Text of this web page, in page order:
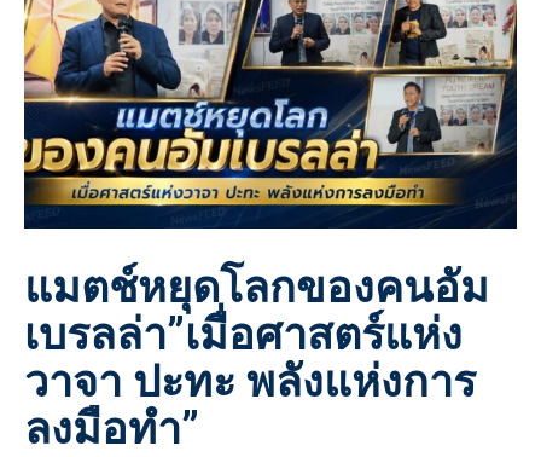
แมตช์หยุดโลกของคนอัม
เบรลล่า”เมื่อศาสตร์แห่ง
วาจา ปะทะ พลังแห่งการ
ลงมือทำ”